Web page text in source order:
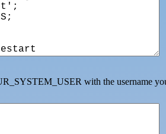
with the username